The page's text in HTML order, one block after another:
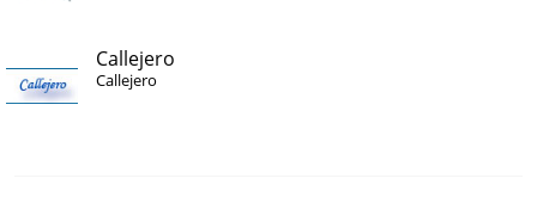
Callejero
Callejero